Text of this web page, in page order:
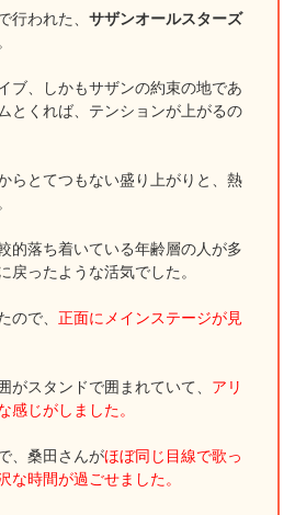
行われた、サザンオールスターズ
ブ、しかもサザンの約束の地であ
とくれば、テンションが上がるの
らとてつもない盛り上がりと、熱
的落ち着いている年齢層の人が多
戻ったような活気でした。
ので、正面にメインステージが見
がスタンドで囲まれていて、 アリ
感じがしました。
、桑田さんがほぼ同じ目線で歌っ
な時間が過ごせました。